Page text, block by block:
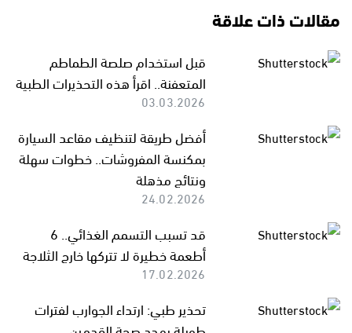
مقالات ذات علاقة
قبل استخدام صلصة الطماطم
المتعفنة.. اقرأ هذه التحذيرات الطبية
03.03.2026
أفضل طريقة لتنظيف مقاعد السيارة
بمكنسة المفروشات.. خطوات سهلة
ونتائج مذهلة
24.02.2026
قد تسبب التسمم الغذائي.. 6
أطعمة خطيرة لا تتركها خارج الثلاجة
17.02.2026
تحذير طبي: ارتداء الجوارب لفترات